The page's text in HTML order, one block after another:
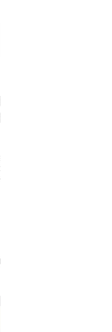
ПОЛОТНА
дверь (цвет полотна
и отбойником.
цветов финишной